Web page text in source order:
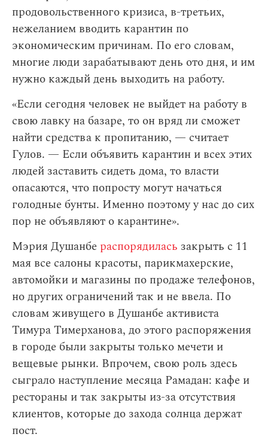
продовольственного кризиса, в-третьих,
нежеланием вводить карантин по
экономическим причинам. По его словам,
многие люди зарабатывают день ото дня, и им
нужно каждый день выходить на работу.
«Если сегодня человек не выйдет на работу в
свою лавку на базаре, то он вряд ли сможет
найти средства к пропитанию, — считает
Гулов. — Если объявить карантин и всех этих
людей заставить сидеть дома, то власти
опасаются, что попросту могут начаться
голодные бунты. Именно поэтому у нас до сих
пор не объявляют о карантине».
Мэрия Душанбе распорядилась закрыть с 11
мая все салоны красоты, парикмахерские,
автомойки и магазины по продаже телефонов,
но других ограничений так и не ввела. По
словам живущего в Душанбе активиста
Тимура Тимерханова, до этого распоряжения
в городе были закрыты только мечети и
вещевые рынки. Впрочем, свою роль здесь
сыграло наступление месяца Рамадан: кафе и
рестораны и так закрыты из-за отсутствия
клиентов, которые до захода солнца держат
пост.